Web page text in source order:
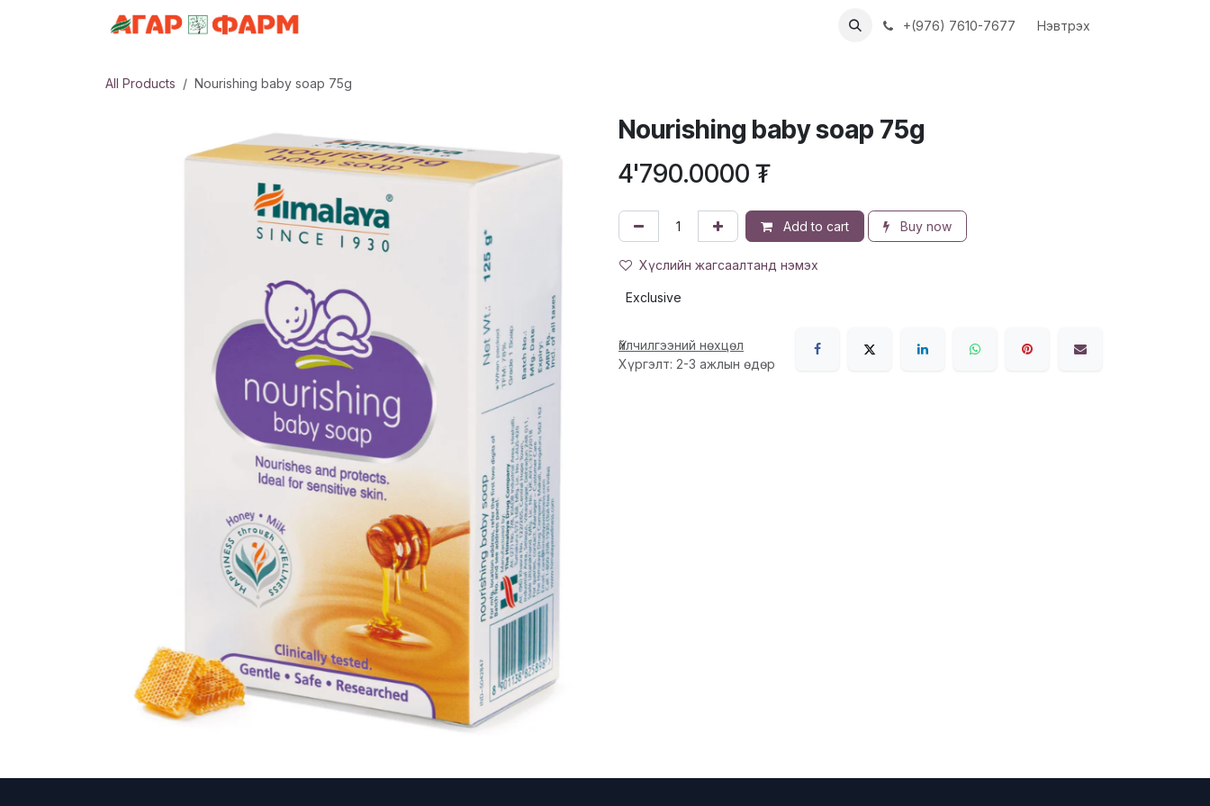
АЖЛЫН БАЙРУУД+(976) 7610-7677 Нэвтрэх
All Products Nourishing baby soap 75g
Nourishing baby soap 75g
4'790.0000 ₮
Add to cart Buy now
Хүслийн жагсаалтанд нэмэх
Exclusive
Үйлчилгээний нөхцөл
Хүргэлт: 2-3 ажлын өдөр